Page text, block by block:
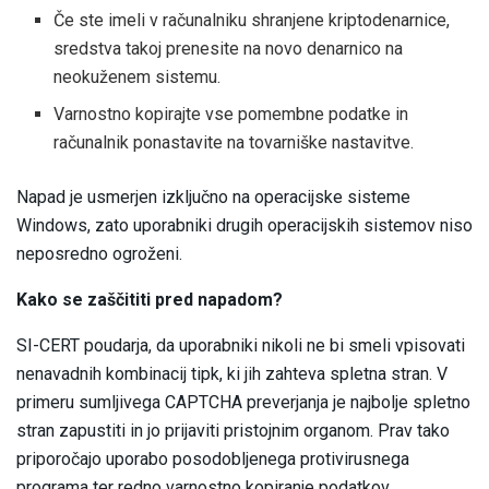
Če ste imeli v računalniku shranjene kriptodenarnice,
sredstva takoj prenesite na novo denarnico na
neokuženem sistemu.
Varnostno kopirajte vse pomembne podatke in
računalnik ponastavite na tovarniške nastavitve.
Napad je usmerjen izključno na operacijske sisteme
Windows, zato uporabniki drugih operacijskih sistemov niso
neposredno ogroženi.
Kako se zaščititi pred napadom?
SI-CERT poudarja, da uporabniki nikoli ne bi smeli vpisovati
nenavadnih kombinacij tipk, ki jih zahteva spletna stran. V
primeru sumljivega CAPTCHA preverjanja je najbolje spletno
stran zapustiti in jo prijaviti pristojnim organom. Prav tako
priporočajo uporabo posodobljenega protivirusnega